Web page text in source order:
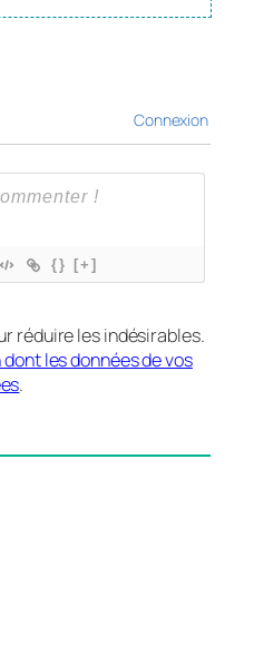
Connexion
{} [+]
réduire les indésirables.
les données de vos
.